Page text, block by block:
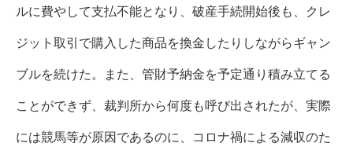
ルに費やして支払不能となり、破産手続開始後も、クレ
ジット取引で購入した商品を換金したりしながらギャン
ブルを続けた。また、管財予納金を予定通り積み立てる
ことができず、裁判所から何度も呼び出されたが、実際
には競馬等が原因であるのに、コロナ禍による減収のた